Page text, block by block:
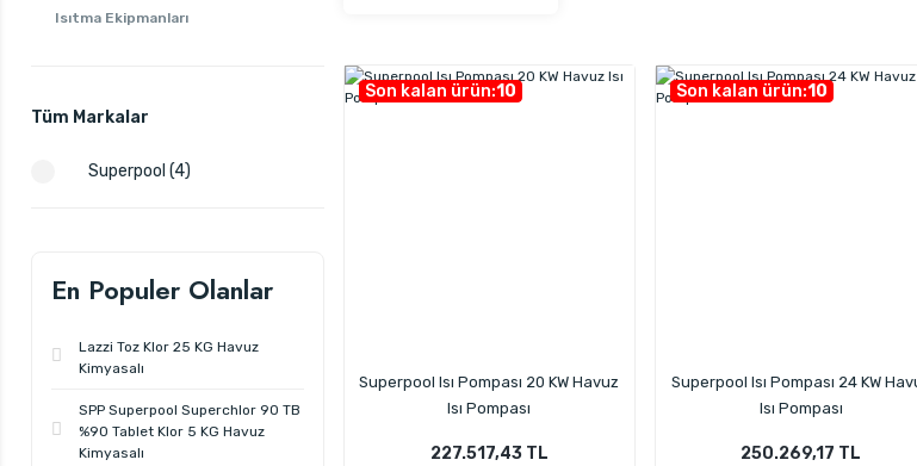
Isıtma Ekipmanları
Tüm Markalar
Superpool (4)
En Populer Olanlar
Lazzi Toz Klor 25 KG Havuz
Kimyasalı
SPP Superpool Superchlor 90 TB
%90 Tablet Klor 5 KG Havuz
Kimyasalı
Son kalan ürün:10
Superpool Isı Pompası 20 KW Havuz
Isı Pompası
227.517,43 TL
Son kalan ürün:10
Superpool Isı Pompası 24 KW
Isı Pompası
250.269,17 TL